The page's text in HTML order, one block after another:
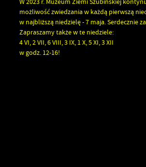
możliwość zwiedzania w każdą pierwszą
w najbliższą niedzielę - 7 maja. Serdecznie
Zapraszamy także w te niedziele:
4 VI, 2 VII, 6 VIII, 3 IX, 1 X, 5 XI, 3 XII
w godz. 12-16!